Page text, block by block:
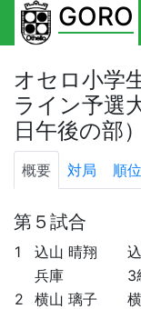
GORO
オセロ小学
ライン
日午後の部）
概要 対局 順位
第５試合
1 込山 晴翔
兵庫
3
2
横山 璃子